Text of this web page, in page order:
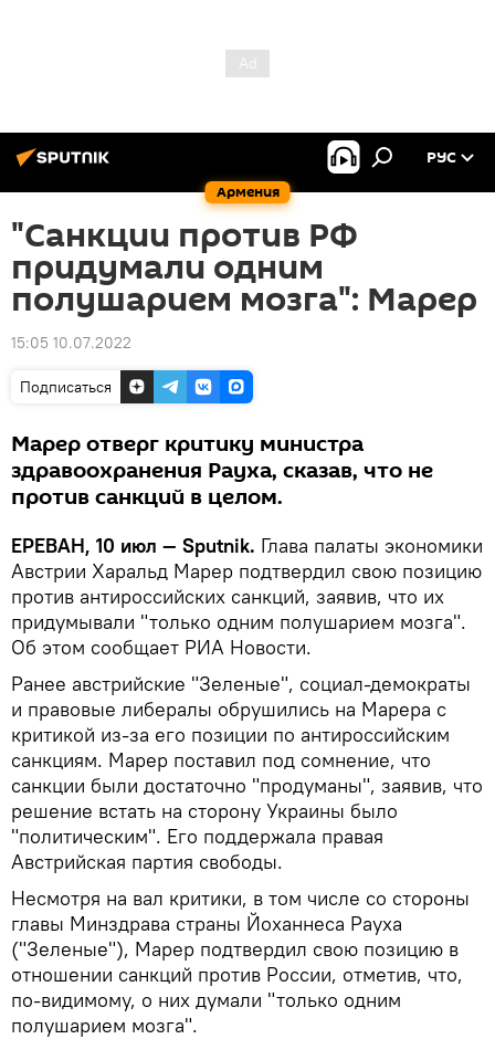
Армения
РУС
"Санкции против РФ
придумали одним
полушарием мозга": Марер
15:05 10.07.2022
Подписаться
Марер отверг критику министра
здравоохранения Рауха, сказав, что не
против санкций в целом.
ЕРЕВАН, 10 июл — Sputnik. Глава палаты экономики
Австрии Харальд Марер подтвердил свою позицию
против антироссийских санкций, заявив, что их
придумывали "только одним полушарием мозга".
Об этом сообщает РИА Новости.
Ранее австрийские "Зеленые", социал-демократы
и правовые либералы обрушились на Марера с
критикой из-за его позиции по антироссийским
санкциям. Марер поставил под сомнение, что
санкции были достаточно "продуманы", заявив, что
решение встать на сторону Украины было
"политическим". Его поддержала правая
Австрийская партия свободы.
Несмотря на вал критики, в том числе со стороны
главы Минздрава страны Йоханнеса Рауха
("Зеленые"), Марер подтвердил свою позицию в
отношении санкций против России, отметив, что,
по-видимому, о них думали "только одним
полушарием мозга".